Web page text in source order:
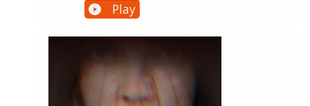
Play